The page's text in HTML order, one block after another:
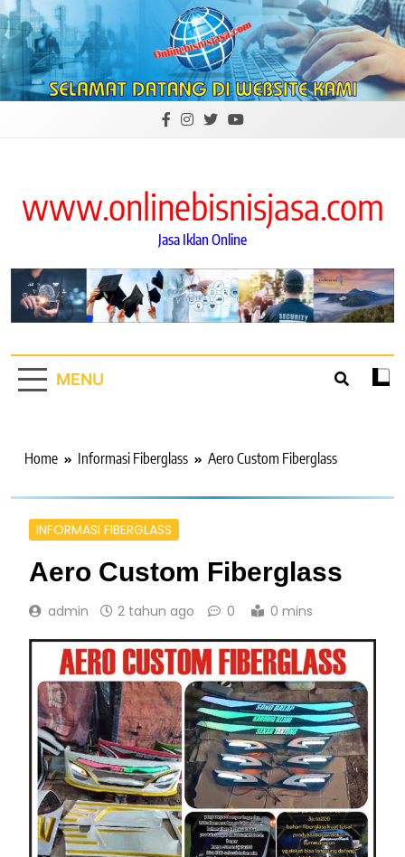
Skip
to
content
www.onlinebisnisjasa.com
Jasa Iklan Online
MENU
Home Informasi Fiberglass Aero Custom Fiberglass
INFORMASI FIBERGLASS
Aero Custom Fiberglass
admin 2 tahun ago 0 0 mins